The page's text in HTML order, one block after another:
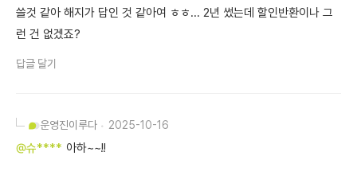
쓸것 같아 해지가 답인 것 같아여 ㅎㅎ... 2년 썼는데 할인반환이나 그
런 건 없겠죠?
답글 달기
운영진이루다 2025-10-16
@슈**** 아하~~!!